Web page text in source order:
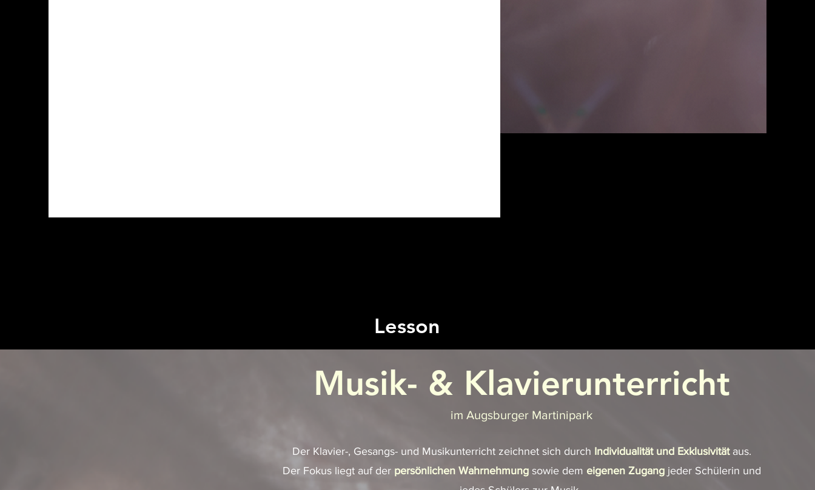
Lesson
Musik- & Klavierunterricht
Der Klavier-, Gesangs- und Musikunterrichtzeichnet sich durch Individualität und Exklusivitätaus.
Der Fokus liegt auf der persönlichen Wahrnehmungsowie dem eigenen Zugangjeder Schülerin und
im Augsburger Martinipark